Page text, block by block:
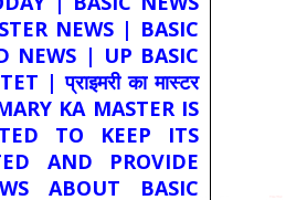
NEWS | BASIC
NEWS | UP BASIC
| प्राइमरी का मास्टर
KA MASTER IS
TO KEEP ITS
AND PROVIDE
ABOUT BASIC